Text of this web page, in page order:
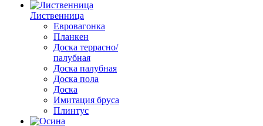
Лиственница
Евровагонка
Планкен
Доска террасно/
палубная
Доска палубная
Доска пола
Доска
Имитация бруса
Плинтус